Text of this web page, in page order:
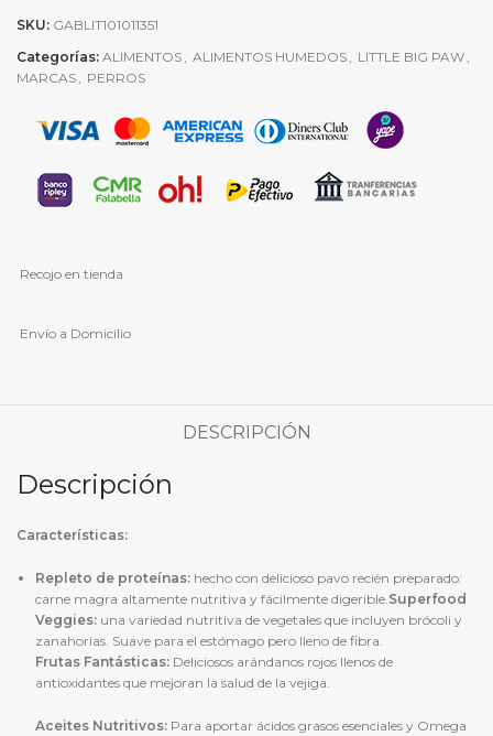
SKU: GABLIT101011351
Categorías: ALIMENTOS , ALIMENTOS HUMEDOS , LITTLE BIG PAW ,
MARCAS , PERROS
Recojo en tienda
Envío a Domicilio
DESCRIPCIÓN
Descripción
Características:
Repleto de proteínas: hecho con delicioso pavo recién preparado:
carne magra altamente nutritiva y fácilmente digerible.Superfood
Veggies: una variedad nutritiva de vegetales que incluyen brócoli y
zanahorias. Suave para el estómago pero lleno de fibra.
Frutas Fantásticas: Deliciosos arándanos rojos llenos de
antioxidantes que mejoran la salud de la vejiga.
Aceites Nutritivos: Para aportar ácidos grasos esenciales y Omega